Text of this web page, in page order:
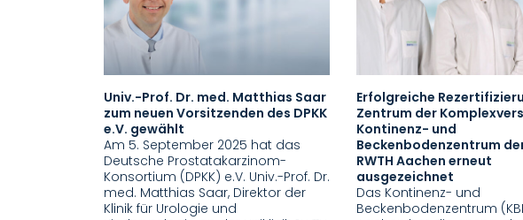
Univ.-Prof. Dr. med. Matthias Saar
zum neuen Vorsitzenden des DPKK
e.V. gewählt
Am 5. September 2025 hat das
Deutsche Prostatakarzinom-
Konsortium (DPKK) e.V. Univ.-Prof. Dr.
med. Matthias Saar, Direktor der
Klinik für Urologie und
Erfolgreiche
Zentrum der
Kontinenz- und
Beckenbodenzentrum
RWTH Aachen erneut
ausgezeichnet
Das Kontinenz- und
Beckenbodenzentrum